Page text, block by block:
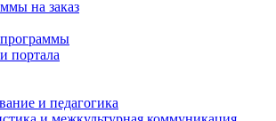
на заказ
портала
и педагогика